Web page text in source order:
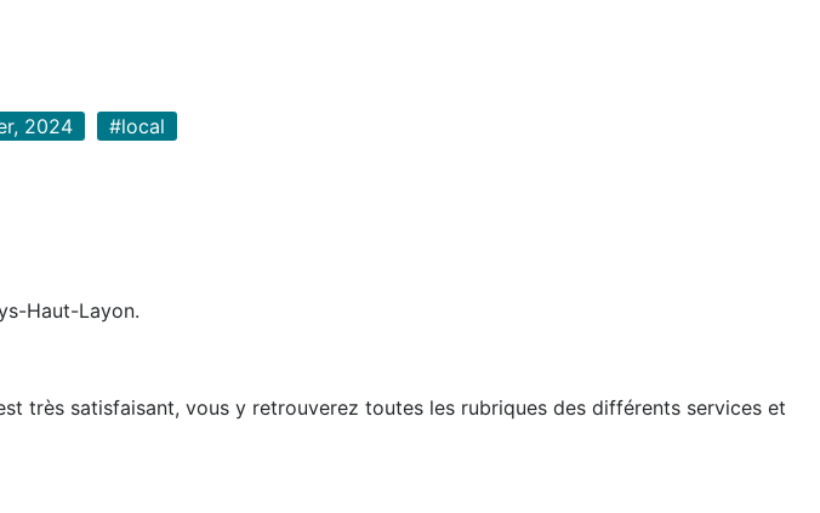
2024 #local
Haut-Layon.
très satisfaisant, vous y retrouverez toutes les rubriques des différents services et